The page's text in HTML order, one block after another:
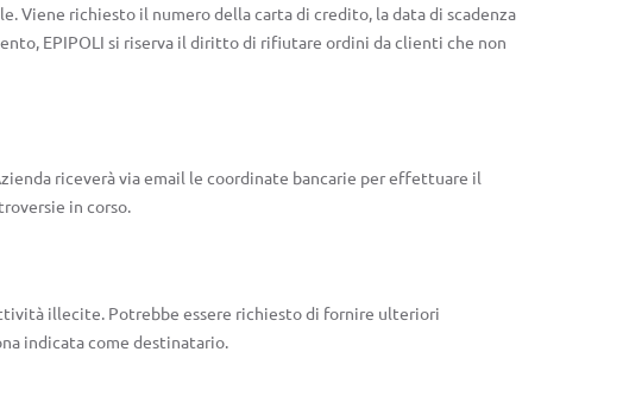
Viene richiesto il numero della carta di credito, la data di scadenza
EPIPOLI si riserva il diritto di rifiutare ordini da clienti che non
riceverà via email le coordinate bancarie per effettuare il
in corso.
illecite. Potrebbe essere richiesto di fornire ulteriori
indicata come destinatario.